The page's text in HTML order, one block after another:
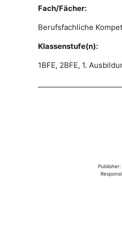
Fach/Fächer:
Berufsfachliche
Klassenstufe(n):
1BFE, 2BFE, 1.